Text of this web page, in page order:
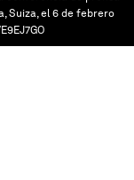
Suiza, el 6 de febrero